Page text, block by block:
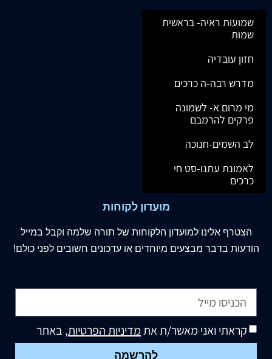
שמועות ראיה- בראשית
שמות
חזון עובדיה
מדרש רבה-ה כרכים
מי מרום א- לשמונה
פרקים להרמבם
לב השמים-חנוכה
לאמונת עתנו-סט חי
כרכים
מועדון לקוחות
הצטרף אלינו למועדון הלקוחות של תורה שלמה וקבל במייל
הודעות בדבר מבצעים מיוחדים או עדכונים חשובים לפני כולם!
קראתי ואני מאשר/ת אתמדיניות הפרטיות, באתר
להרשמה